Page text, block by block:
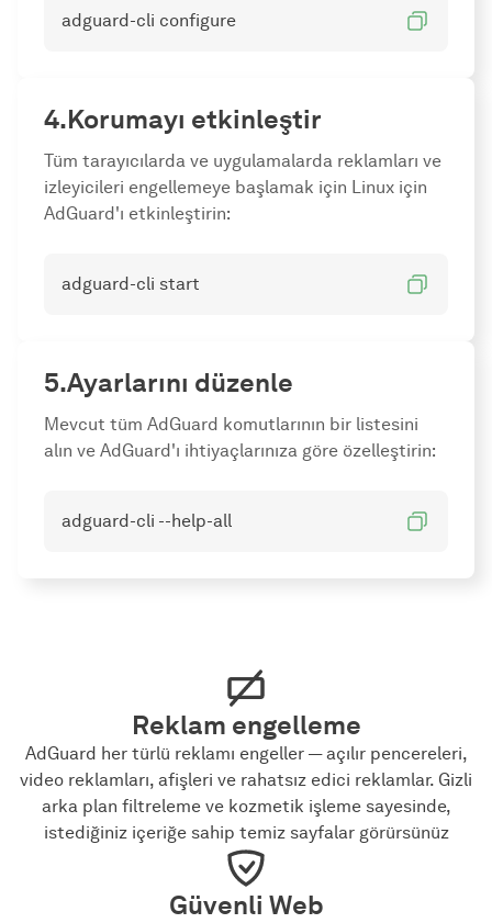
adguard-cli configure
Korumayı etkinleştir
Tüm tarayıcılarda ve uygulamalarda reklamları ve
izleyicileri engellemeye başlamak için Linux için
AdGuard'ı etkinleştirin:
adguard-cli start
Ayarlarını düzenle
Mevcut tüm AdGuard komutlarının bir listesini
alın ve AdGuard'ı ihtiyaçlarınıza göre özelleştirin:
adguard-cli --help-all
Reklam engelleme
AdGuard her türlü reklamı engeller — açılır pencereleri,
video reklamları, afişleri ve rahatsız edici reklamlar. Gizli
arka plan filtreleme ve kozmetik işleme sayesinde,
istediğiniz içeriğe sahip temiz sayfalar görürsünüz
Güvenli Web